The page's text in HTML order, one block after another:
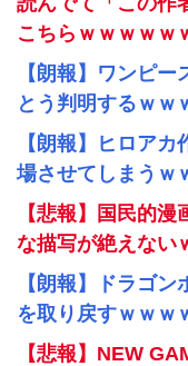
こちらｗｗｗｗｗ
【朗報】ワンピ
とう判明するｗｗ
【朗報】ヒロア
場させてしまうｗ
【悲報】国民的
な描写が絶えない
【朗報】ドラゴ
を取り戻すｗｗｗ
【悲報】NEW